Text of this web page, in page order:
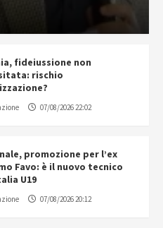
fideiussione non
rischio
07/08/2026 22:02
promozione per l’ex
Favo: è il nuovo tecnico
U19
07/08/2026 20:12